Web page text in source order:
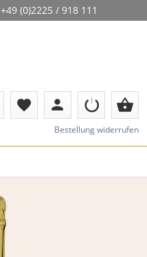
+49 (0)2225 / 918 111
favorite person shopping_basket
Bestellung widerrufen